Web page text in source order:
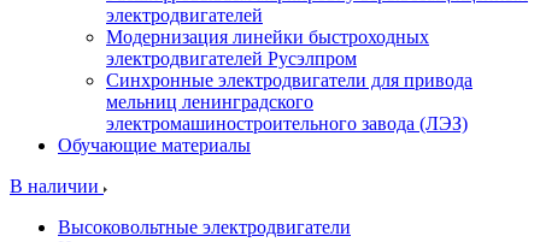
электродвигателей
Модернизация линейки быстроходных
электродвигателей Русэлпром
Синхронные электродвигатели для привода
мельниц ленинградского
электромашиностроительного завода (ЛЭЗ)
Обучающие материалы
В наличии
Высоковольтные электродвигатели